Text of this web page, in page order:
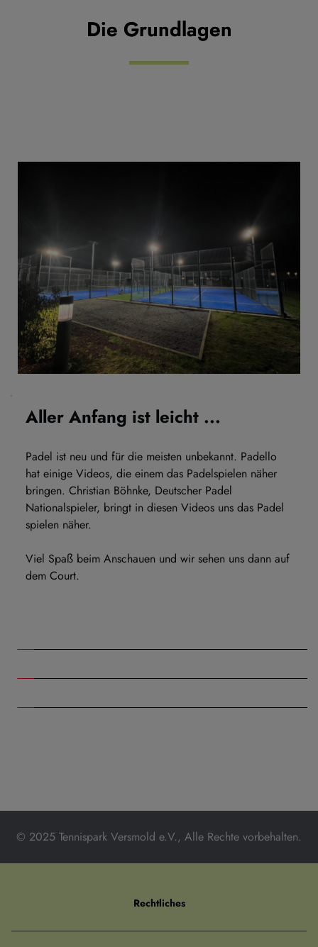
Die Grundlagen
Aller Anfang ist leicht ...
Padel ist neu und für die meisten unbekannt. Padello
hat einige Videos, die einem das Padelspielen näher
bringen. Christian Böhnke, Deutscher Padel
Nationalspieler, bringt in diesen Videos uns das Padel
spielen näher.
Viel Spaß beim Anschauen und wir sehen uns dann auf
dem Court.
© 2025 Tennispark Versmold e.V., Alle Rechte vorbehalten.
Rechtliches